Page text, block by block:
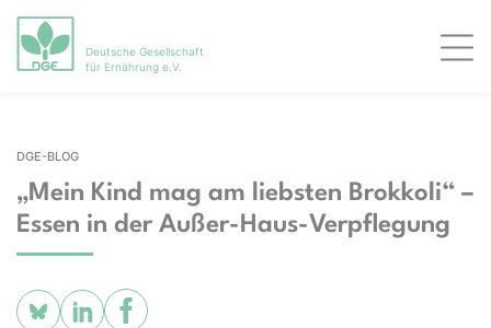
Deutsche Gesellschaft
für Ernährung e.V.
DGE-BLOG
„Mein Kind mag am liebsten Brokkoli“ –
Essen in der Außer-Haus-Verpflegung